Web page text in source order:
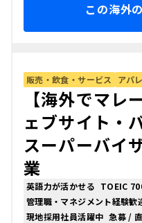
この海外
販売・飲食・サービス アパ
【海外でマレ
ェブサイト・
スーパーバイ
業
英語力が活かせる TOEIC
管理職・マネジメント経験歓
現地採用社員活躍中 急募 /